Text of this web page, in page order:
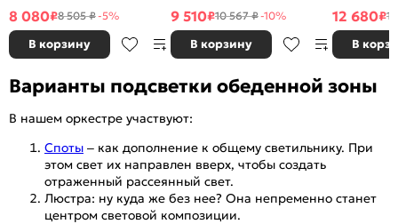
8 080₽8 505 ₽-5%
В корзину
9 510₽10 567 ₽-10%
В корзину
12 680₽
В
Варианты подсветки обеденной зоны
В нашем оркестре участвуют:
Споты – как дополнение к общему светильнику. При
этом свет их направлен вверх, чтобы создать
отраженный рассеянный свет.
Люстра: ну куда же без нее? Она непременно станет
центром световой композиции.